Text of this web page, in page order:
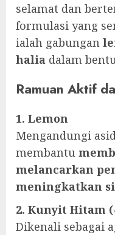
selamat dan
formulasi yang
ialah gabungan
halia dalam
Ramuan Aktif
1. Lemon
Mengandungi
membantu
melancarkan
meningkatkan
2. Kunyit Hitam (
Dikenali sebagai